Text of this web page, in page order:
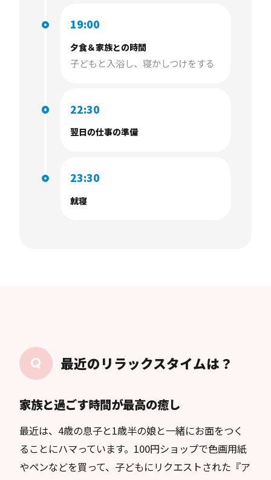
19:00
夕食＆家族との時間
子どもと入浴し、寝かしつけをする
22:30
翌日の仕事の準備
23:30
就寝
最近のリラックスタイムは？
家族と過ごす時間が最高の癒し
最近は、4歳の息子と1歳半の娘と一緒にお面をつく
ることにハマっています。100円ショップで色画用紙
やペンなどを買って、子どもにリクエストされた『ア